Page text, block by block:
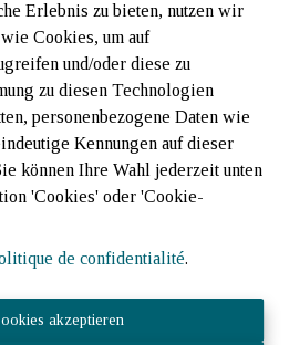
Erlebnis zu bieten, nutzen wir
Cookies, um auf
und/oder diese zu
zu diesen Technologien
personenbezogene Daten wie
Kennungen auf dieser
können Ihre Wahl jederzeit unten
'Cookies' oder 'Cookie-
de confidentialité.
akzeptieren
prairie
3 Ch. (Luxembourg) | Ref: